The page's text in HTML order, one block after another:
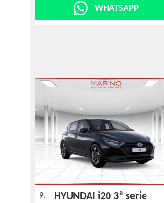
WHATSAPP
9. HYUNDAI i20 3ª serie